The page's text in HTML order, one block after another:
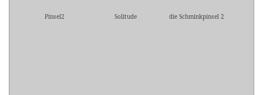
Pinsel2 Solitude die Schminkpinsel 2